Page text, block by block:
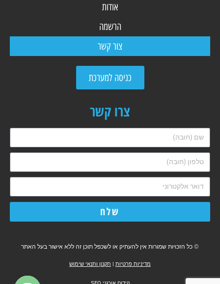
אודות
הרשמה
צור קשר
כניסה למערכת
צרו קשר
שלח
© כל הזכויות שמורות אין להעתיק או לשכפל תוכן זה ללא אישור בעל האתר
מדיניות פרטיות | תקנון ותנאי שימוש